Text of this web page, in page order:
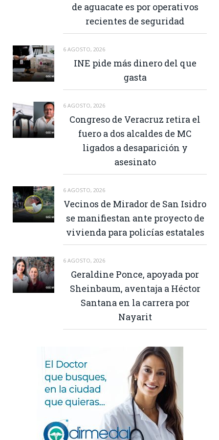
de aguacate es por operativos
recientes de seguridad
6 AGOSTO, 2026
INE pide más dinero del que
gasta
6 AGOSTO, 2026
Congreso de Veracruz retira el
fuero a dos alcaldes de MC
ligados a desaparición y
asesinato
6 AGOSTO, 2026
Vecinos de Mirador de San Isidro
se manifiestan ante proyecto de
vivienda para policías estatales
6 AGOSTO, 2026
Geraldine Ponce, apoyada por
Sheinbaum, aventaja a Héctor
Santana en la carrera por
Nayarit